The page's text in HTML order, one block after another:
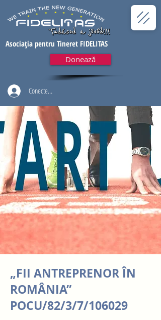
Asociația pentru Tineret FIDELITAS
Donează
Conectează-te
„FII ANTREPRENOR ÎN
ROMÂNIA”
POCU/82/3/7/106029